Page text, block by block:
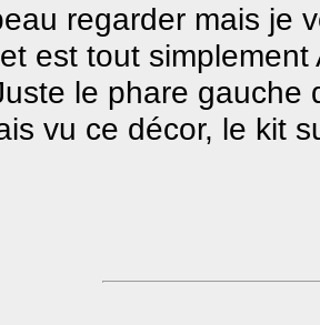
regarder mais je
est tout
le phare gauche
vu ce décor, le kit